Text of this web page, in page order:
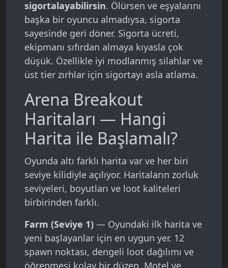
sigortalayabilirsin. Ölürsen ve eşyalarını
başka bir oyuncu almadıysa, sigorta
sayesinde geri döner. Sigorta ücreti,
ekipmanı sıfırdan almaya kıyasla çok
düşük. Özellikle iyi modlanmış silahlar ve
üst tier zırhlar için sigortayı asla atlama.
Arena Breakout
Haritaları — Hangi
Harita ile Başlamalı?
Oyunda altı farklı harita var ve her biri
seviye kilidiyle açılıyor. Haritaların zorluk
seviyeleri, boyutları ve loot kaliteleri
birbirinden farklı.
Farm (Seviye 1) — Oyundaki ilk harita ve
yeni başlayanlar için en uygun yer. 12
spawn noktası, dengeli loot dağılımı ve
öğrenmesi kolay bir düzen. Motel ve